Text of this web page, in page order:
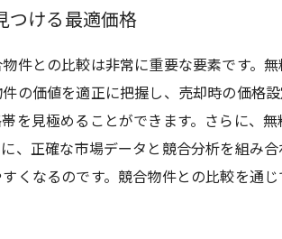
つける最適価格
件との比較は非常に重要な要素です。
の価値を適正に把握し、売却時の価格
を見極めることができます。さらに、
、正確な市場データと競合分析を組み
くなるのです。競合物件との比較を通